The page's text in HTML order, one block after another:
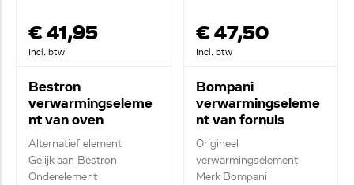
€ 41,95
Incl. btw
Bestron
verwarmingseleme
nt van oven
0606094
Alternatief element
Gelijk aan Bestron
Onderelement
€ 47,50
Incl. btw
Bompani
verwarmingseleme
nt van fornuis
M0031701101
Origineel
verwarmingselement
Merk Bompani